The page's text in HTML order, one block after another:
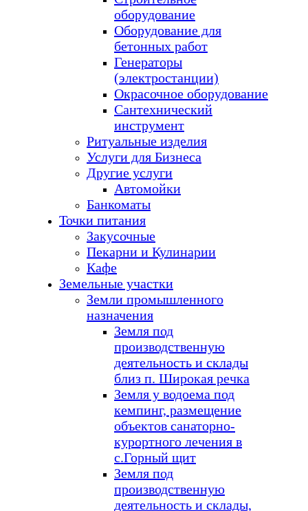
оборудование
Оборудование для
бетонных работ
Генераторы
(электростанции)
Окрасочное оборудование
Сантехнический
инструмент
Ритуальные изделия
Услуги для Бизнеса
Другие услуги
Автомойки
Банкоматы
Точки питания
Закусочные
Пекарни и Кулинарии
Кафе
Земельные участки
Земли промышленного
назначения
Земля под
производственную
деятельность и склады
близ п. Широкая речка
Земля у водоема под
кемпинг, размещение
объектов санаторно-
курортного лечения в
с.Горный щит
Земля под
производственную
деятельность и склады,